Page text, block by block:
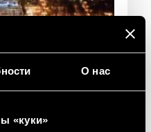
О нас
«куки»